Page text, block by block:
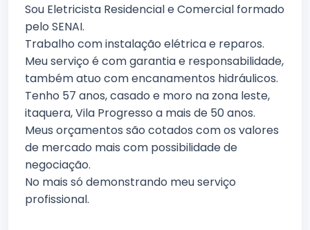
Sou Eletricista Residencial e Comercial formado
pelo SENAI.
Trabalho com instalação elétrica e reparos.
Meu serviço é com garantia e responsabilidade,
também atuo com encanamentos hidráulicos.
Tenho 57 anos, casado e moro na zona leste,
itaquera, Vila Progresso a mais de 50 anos.
Meus orçamentos são cotados com os valores
de mercado mais com possibilidade de
negociação.
No mais só demonstrando meu serviço
profissional.